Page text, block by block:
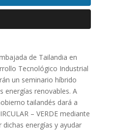
de Tailandia en
Tecnológico Industrial
un seminario híbrido
energías renovables. A
tailandés dará a
– VERDE mediante
energías y ayudar